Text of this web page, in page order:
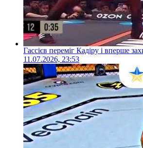
Гассієв переміг Кадіру і вперше
11.07.2026, 23:53